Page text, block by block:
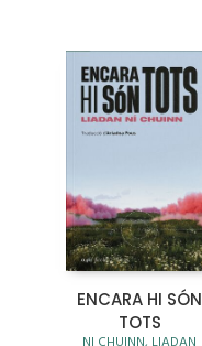
ENCARA HI SÓN
TOTS